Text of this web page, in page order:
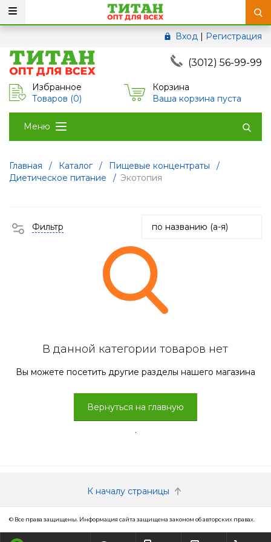
Вход | Регистрация
(3012) 56-99-99
Избранное
Товаров (0)
Корзина
Ваша корзина пуста
Меню
Главная / Каталог / Пищевые концентраты
/
Диетическое питание
/ Экотопия
Фильтр
В данной категории товаров нет
Вы можете посетить другие разделы нашего магазина
Вернуться на главную
.
К началу страницы
© Все права защищены. Информация сайта защищена законом об авторских правах.